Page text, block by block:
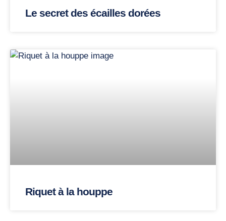
Le secret des écailles dorées
Riquet à la houppe